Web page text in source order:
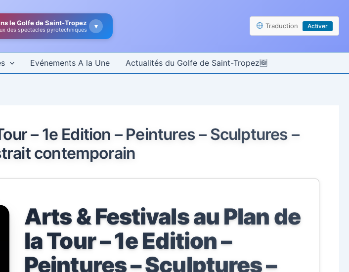
le Golfe de Saint-Tropez
des spectacles pyrotechniques ▾ Traduction Activer
Evénements A la Une Actualités du Golfe de Saint-Tropez
– 1e Edition – Peintures – Sculptures –
contemporain
Arts & Festivals au Plan de
la Tour – 1e Edition –
Peintures – Sculptures –